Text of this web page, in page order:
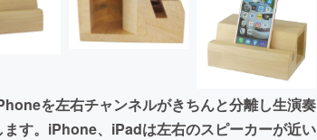
を左右チャンネルがきちんと分離し生演奏
す。iPhone、iPadは左右のスピーカーが近い